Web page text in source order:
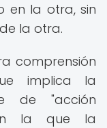
en la otra, sin
la otra.
comprensión
implica la
de "acción
la que la